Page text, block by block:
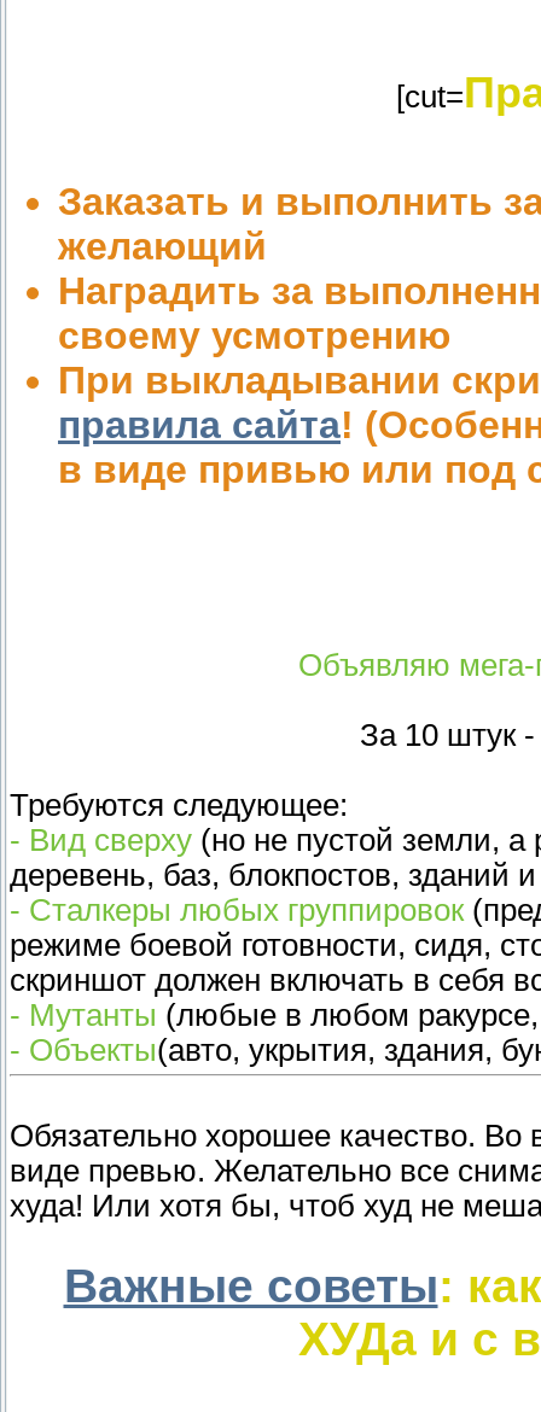
[cut=
Заказать и выполнить
желающий
Наградить за
своему усмотрению
При выкладывании
правила сайта!
в виде привью или под
Объявляю мега-
За 10 штук
Требуются следующее:
- Вид сверху (но не пустой земли, а
деревень, баз, блокпостов, зданий
- Сталкеры любых группировок
режиме боевой готовности, сидя,
скриншот должен включать в себя
- Мутанты (любые в любом
- Объекты(авто, укрытия, здания,
Обязательно хорошее качество.
виде превью. Желательно все
худа! Или хотя бы, чтоб худ не
Важные советы:
ХУДа и с